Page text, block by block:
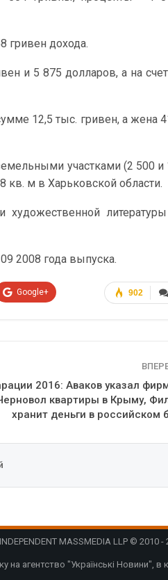
гривен дохода.
и 5 875 долларов, а на
12,5 тыс. гривен, а жена
участками (2 500 и
м в Харьковской области.
художественной
2008 года выпуска.
902
Google+
2016: Аваков указал
квартиры в Крыму,
хранит деньги в российском
MASSMEDIA LLP © 2010 -
агентство "Українські Новини",